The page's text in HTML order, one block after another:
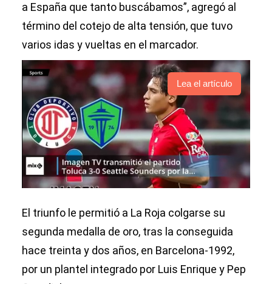
a España que tanto buscábamos”, agregó al
término del cotejo de alta tensión, que tuvo
varios idas y vueltas en el marcador.
Lea el artículo
El triunfo le permitió a La Roja colgarse su
segunda medalla de oro, tras la conseguida
hace treinta y dos años, en Barcelona-1992,
por un plantel integrado por Luis Enrique y Pep